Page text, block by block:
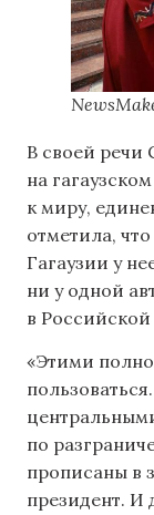
В своей речи
на
к миру,
отметила,
Гагаузии у
ни у одной
в
«Этими
по
прописаны в
президент. И